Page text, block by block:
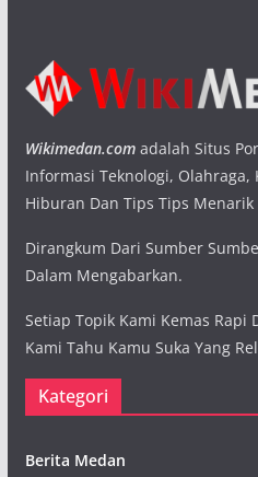
Wikimedan.comadalah Situs
Informasi Teknologi, Olahraga,
Hiburan Dan Tips Tips Menarik
Dirangkum Dari Sumber
Dalam Mengabarkan.
Setiap Topik Kami Kemas Rapi
Kami Tahu Kamu Suka Yang
Kategori
Berita Medan